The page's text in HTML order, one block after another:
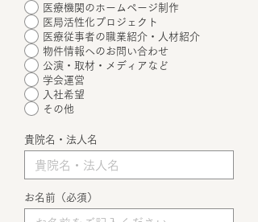
医療機関のホームページ制作
医局活性化プロジェクト
医療従事者の職業紹介・人材紹介
物件情報へのお問い合わせ
公演・取材・メディアなど
学会運営
入社希望
その他
貴院名・法人名
お名前（必須）